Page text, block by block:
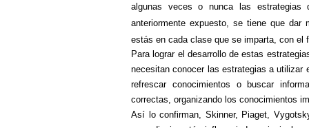
algunas veces o nunca las
anteriormente expuesto, se tiene que
estás en cada clase que se imparta, con el
Para lograr el desarrollo de estas
necesitan conocer las estrategias a utilizar
refrescar conocimientos o buscar
correctas, organizando los conocimientos
Así lo confirman, Skinner, Piaget,